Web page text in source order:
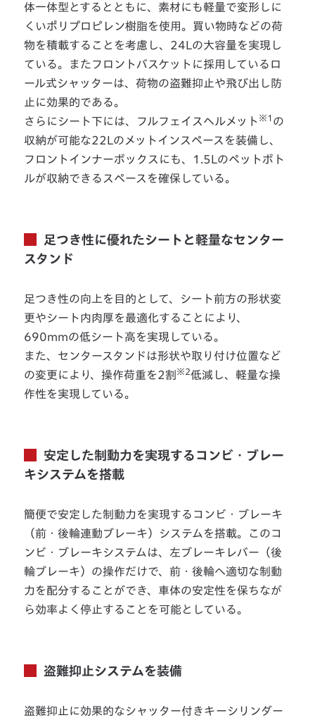
体一体型とするとともに、素材にも軽量で変形しに
くいポリプロピレン樹脂を使用。買い物時などの荷
物を積載することを考慮し、24Lの大容量を実現し
ている。またフロントバスケットに採用しているロ
ール式シャッターは、荷物の盗難抑止や飛び出し防
止に効果的である。
さらにシート下には、フルフェイスヘルメット ※1 の
収納が可能な22Lのメットインスペースを装備し、
フロントインナーボックスにも、1.5Lのペットボト
ルが収納できるスペースを確保している。
足つき性に優れたシートと軽量なセンター
スタンド
足つき性の向上を目的として、シート前方の形状変
更やシート内肉厚を最適化することにより、
690mmの低シート高を実現している。
また、センタースタンドは形状や取り付け位置など
の変更により、操作荷重を2割 ※2低減し、軽量な操
作性を実現している。
安定した制動力を実現するコンビ・ブレー
キシステムを搭載
簡便で安定した制動力を実現するコンビ・ブレーキ
（前・後輪連動ブレーキ）システムを搭載。このコ
ンビ・ブレーキシステムは、左ブレーキレバー（後
輪ブレーキ）の操作だけで、前・後輪へ適切な制動
力を配分することができ、車体の安定性を保ちなが
ら効率よく停止することを可能としている。
盗難抑止システムを装備
盗難抑止に効果的なシャッター付きキーシリンダー